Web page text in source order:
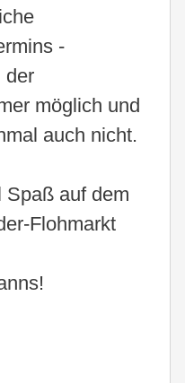
-
der
möglich und
auch nicht.
auf dem
Flohmarkt